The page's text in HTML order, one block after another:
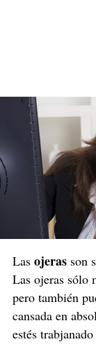
Las ojerasson
Las ojeras sólo
pero también
cansada en
estés